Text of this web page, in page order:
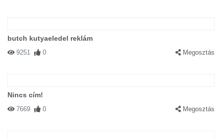
butch kutyaeledel reklám
9251 0 Megosztás
Nincs cím!
7669 0 Megosztás